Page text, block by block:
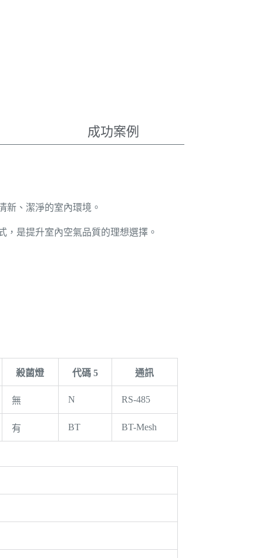
成功案例
新、潔淨的室內環境。
是提升室內空氣品質的理想選擇。
殺菌燈 代碼 5 通訊
無 N RS-485
有 BT BT-Mesh